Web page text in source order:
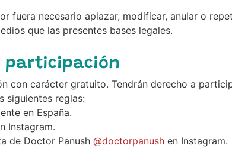
fuera necesario aplazar, modificar, anular o
que las presentes bases legales.
participación
con carácter gratuito. Tendrán derecho a
siguientes reglas:
en España.
Instagram.
de Doctor Panush @doctorpanush en Instagram.